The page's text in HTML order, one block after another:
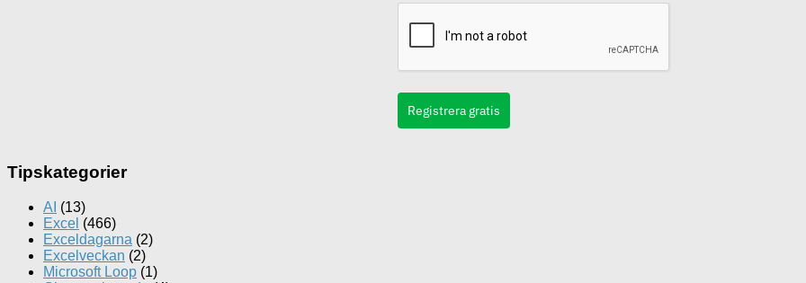
Registrera gratis
Tipskategorier
AI (13)
Excel (466)
Exceldagarna (2)
Excelveckan (2)
Microsoft Loop (1)